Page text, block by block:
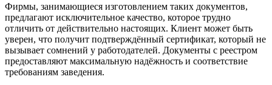
Фирмы, занимающиеся изготовлением таких документов,
предлагают исключительное качество, которое трудно
отличить от действительно настоящих. Клиент может быть
уверен, что получит подтверждённый сертификат, который не
вызывает сомнений у работодателей. Документы с реестром
предоставляют максимальную надёжность и соответствие
требованиям заведения.